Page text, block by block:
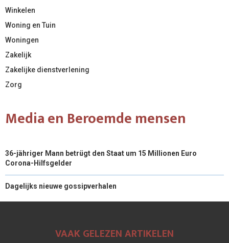
Winkelen
Woning en Tuin
Woningen
Zakelijk
Zakelijke dienstverlening
Zorg
Media en Beroemde mensen
36-jähriger Mann betrügt den Staat um 15 Millionen Euro
Corona-Hilfsgelder
Dagelijks nieuwe gossipverhalen
VAAK GELEZEN ARTIKELEN